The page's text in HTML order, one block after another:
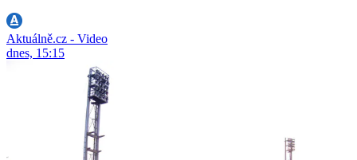
Aktuálně.cz - Video
dnes, 15:15